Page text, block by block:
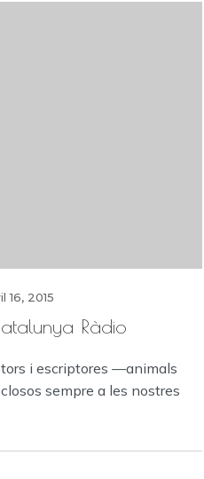
16, 2015
Ràdio
i escriptores —animals
sempre a les nostres